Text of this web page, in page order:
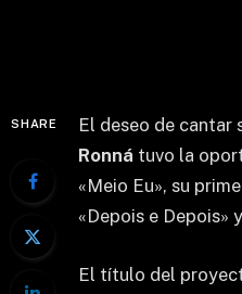
SHARE El deseo de
Ronná tuvo la
«Meio Eu», su
«Depois e Depois»
El título del